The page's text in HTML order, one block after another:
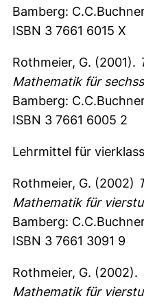
Bamberg:
ISBN 3 7661 6015 X
Rothmeier, G. (2001).
Mathematik für
Bamberg:
ISBN 3 7661 6005 2
Lehrmittel für
Rothmeier, G. (2002)
Mathematik für
Bamberg:
ISBN 3 7661 3091 9
Rothmeier, G. (2002).
Mathematik für